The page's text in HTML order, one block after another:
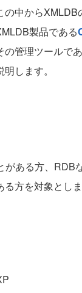
中からXMLDB
製品である
の管理ツールで
します。
ある方、RDB
方を対象としま